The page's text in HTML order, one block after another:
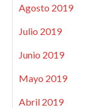
Agosto 2019
Julio 2019
Junio 2019
Mayo 2019
Abril 2019